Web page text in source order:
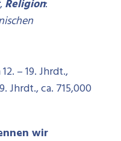
, Religion:
– 19. Jhrdt.,
Jhrdt., ca. 715,000
wir